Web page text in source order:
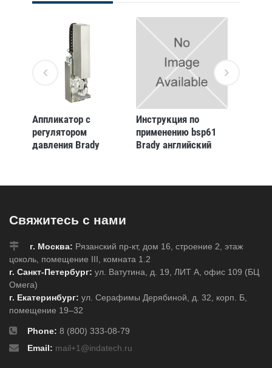
Аппликатор с
регулятором
давления Brady
Инструкция по
применению bsp61
Brady английский
Свяжитесь с нами
г. Москва: Рязанский пр-кт, дом 16, строение 2, этаж
цоколь, помещение III, комната 1.2
г. Санкт-Петербург: ул. Ватутина, д. 19, ЛИТ А, офис 109 (БЦ
Омега)
г. Екатеринбург: ул. Серафимы Дерябиной, д. 32, корп. Б,
помещение 19–32
Phone: 8 (800) 333-08-79
Email: mail+1@indatech.ru